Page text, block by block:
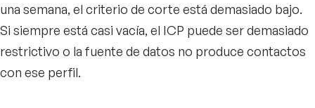
una semana, el criterio de corte está demasiado bajo.
Si siempre está casi vacía, el ICP puede ser demasiado
restrictivo o la fuente de datos no produce contactos
con ese perfil.